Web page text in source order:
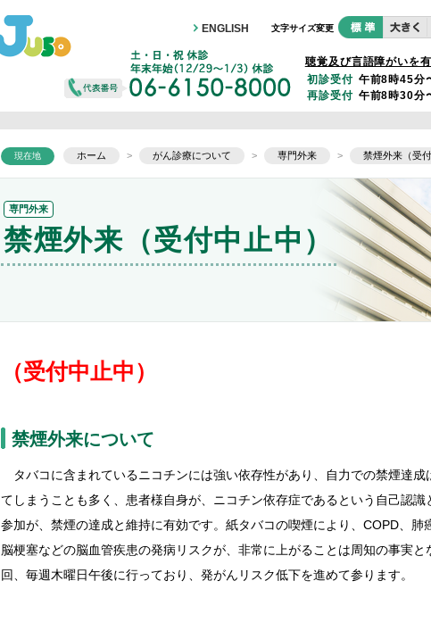
文字サイズ変更
ENGLISH
聴覚及び言語障がいを
初診受付 午前8時45分
再診受付 午前8時30分
現在地 ホーム > がん診療について > 専門外来 > 禁煙外来（受付
専門外来
禁煙外来（受付中止中）
（受付中止中）
禁煙外来について
タバコに含まれているニコチンには強い依存性があり、自力での禁煙達
てしまうことも多く、患者様自身が、ニコチン依存症であるという自己認
参加が、禁煙の達成と維持に有効です。紙タバコの喫煙により、COPD、肺
脳梗塞などの脳血管疾患の発病リスクが、非常に上がることは周知の事実
回、毎週木曜日午後に行っており、発がんリスク低下を進めて参ります。